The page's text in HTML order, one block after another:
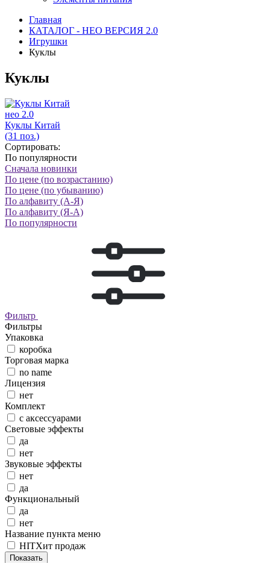
Главная
КАТАЛОГ - НЕО ВЕРСИЯ 2.0
Игрушки
Куклы
Куклы
нео 2.0
Куклы Китай
(31 поз.)
Сортировать:
По популярности
Сначала новинки
По цене (по возрастанию)
По цене (по убыванию)
По алфавиту (А-Я)
По алфавиту (Я-А)
По популярности
Фильтр
Фильтры
Упаковка
коробка
Торговая марка
no name
Лицензия
нет
Комплект
с аксессуарами
Световые эффекты
да
нет
Звуковые эффекты
нет
да
Функциональный
да
нет
Название пункта меню
HITХит продаж
Показать